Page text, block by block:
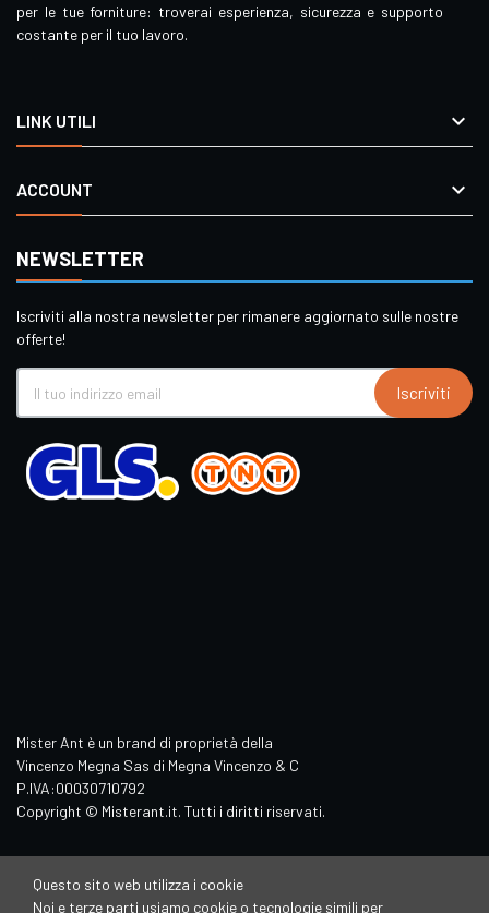
per le tue forniture: troverai esperienza, sicurezza e supporto
costante per il tuo lavoro.
LINK UTILI 
ACCOUNT 
NEWSLETTER
Iscriviti alla nostra newsletter per rimanere aggiornato sulle nostre
offerte!
Iscriviti
Mister Ant è un brand di proprietà della
Vincenzo Megna Sas di Megna Vincenzo & C
P.IVA:00030710792
Copyright © Misterant.it. Tutti i diritti riservati.
Questo sito web utilizza i cookie
Noi e terze parti usiamo cookie o tecnologie simili per